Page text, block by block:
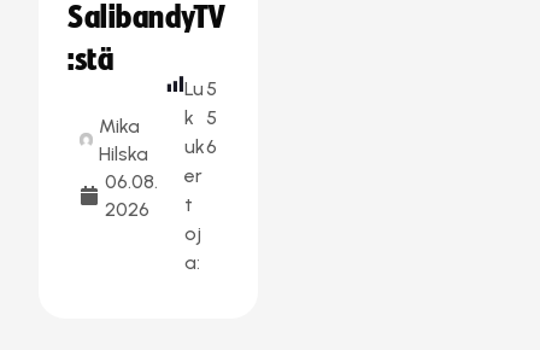
SalibandyTV
:stä
Mika
Hilska
06.08.
2026
Lu
k
uk
er
t
oj
a:
5
5
6